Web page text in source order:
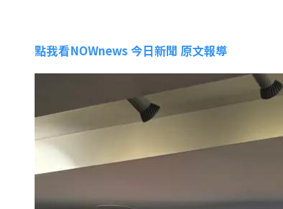
點我看NOWnews 今日新聞 原文報導